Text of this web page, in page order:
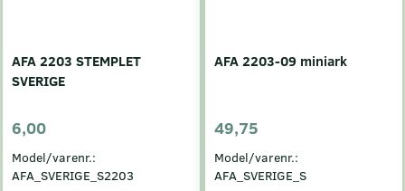
AFA 2203 STEMPLET
SVERIGE
6,00
Model/varenr.:
AFA_SVERIGE_S2203
AFA 2203-09 miniark
49,75
Model/varenr.:
AFA_SVERIGE_S